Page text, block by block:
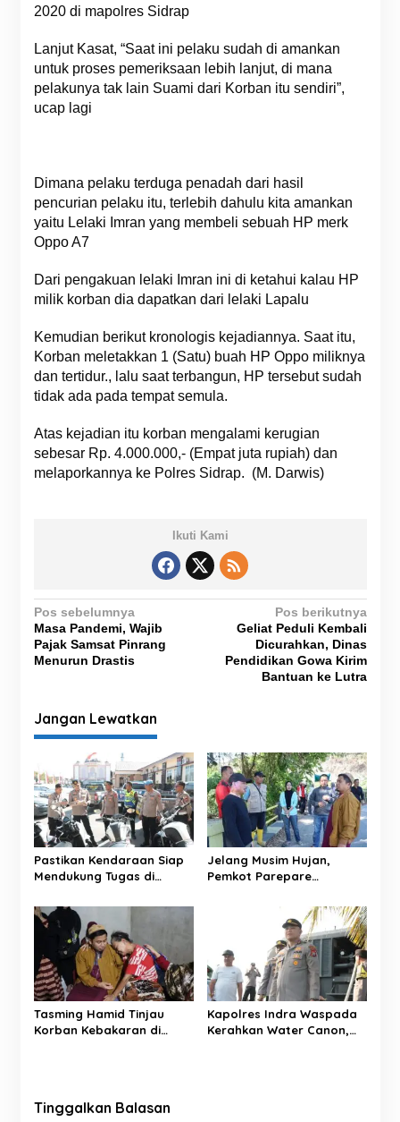
2020 di mapolres Sidrap
Lanjut Kasat, “Saat ini pelaku sudah di amankan
untuk proses pemeriksaan lebih lanjut, di mana
pelakunya tak lain Suami dari Korban itu sendiri”,
ucap lagi
Dimana pelaku terduga penadah dari hasil
pencurian pelaku itu, terlebih dahulu kita amankan
yaitu Lelaki Imran yang membeli sebuah HP merk
Oppo A7
Dari pengakuan lelaki Imran ini di ketahui kalau HP
milik korban dia dapatkan dari lelaki Lapalu
Kemudian berikut kronologis kejadiannya. Saat itu,
Korban meletakkan 1 (Satu) buah HP Oppo miliknya
dan tertidur., lalu saat terbangun, HP tersebut sudah
tidak ada pada tempat semula.
Atas kejadian itu korban mengalami kerugian
sebesar Rp. 4.000.000,- (Empat juta rupiah) dan
melaporkannya ke Polres Sidrap. (M. Darwis)
Ikuti Kami
N
a
v
g
a
s
i
p
o
s
Pos sebelumnya
Masa Pandemi, Wajib
Pajak Samsat Pinrang
Menurun Drastis
Pos berikutnya
Geliat Peduli Kembali
Dicurahkan, Dinas
Pendidikan Gowa Kirim
Bantuan ke Lutra
Jangan Lewatkan
Pastikan Kendaraan Siap
Mendukung Tugas di
Ranmor Dinas Polres
Sidrap
Jelang Musim Hujan,
Pemkot Parepare
Sungai untuk Cegah Banjir
Tasming Hamid Tinjau
Korban Kebakaran di
Kapolres Indra Waspada
Kerahkan Water Canon,
Tinggalkan Balasan